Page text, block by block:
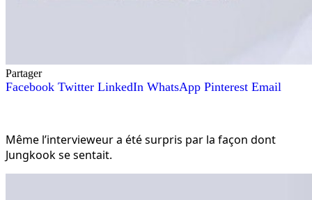
Partager
Facebook Twitter LinkedIn WhatsApp Pinterest Email
Même l’intervieweur a été surpris par la façon dont
Jungkook se sentait.